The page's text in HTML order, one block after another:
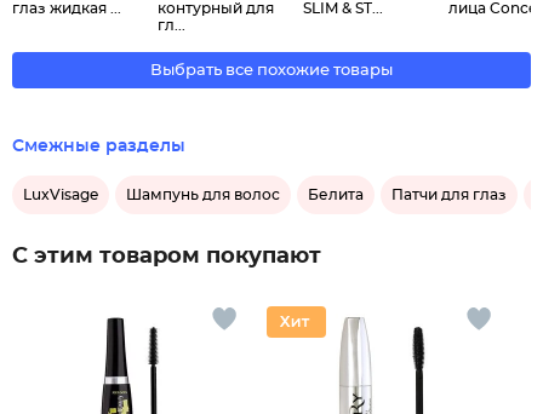
глаз жидкая ...
контурный для
гл...
SLIM & ST...
лица
Выбрать все похожие товары
Смежные разделы
LuxVisage Шампунь для волос Белита Патчи для глаз
С этим товаром покупают